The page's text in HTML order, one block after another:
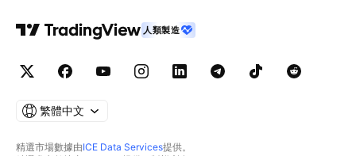
人類製造
繁體中文
精選市場數據由ICE Data Services提供。